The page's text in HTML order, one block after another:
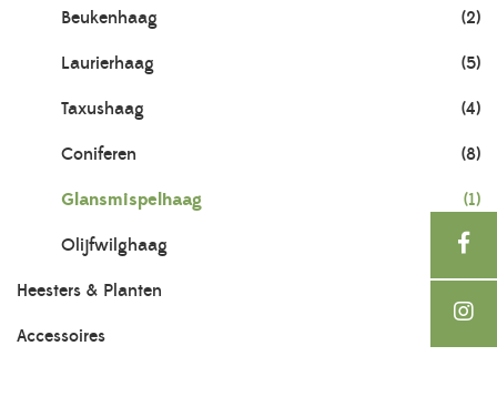
Beukenhaag (2)
Laurierhaag (5)
Taxushaag (4)
Coniferen (8)
Glansmispelhaag (1)
Olijfwilghaag (2)
Heesters & Planten
Accessoires